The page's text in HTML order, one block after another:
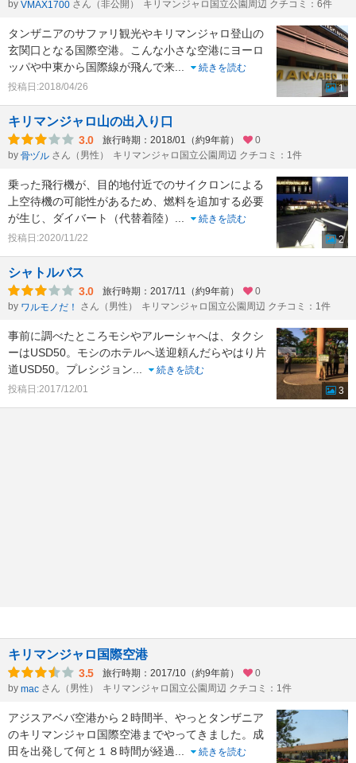
by VMAX1700 さん（非公開） キリマンジャロ国立公園周辺 クチコミ：6件
タンザニアのサファリ観光やキリマンジャロ登山の
玄関口となる国際空港。こんな小さな空港にヨーロ
ッパや中東から国際線が飛んで来
続きを読む
投稿日:2018/04/26
1
キリマンジャロ山の出入り口
3.0 旅行時期：2018/01（約9年前）
0
by 骨ヅル さん（男性） キリマンジャロ国立公園周辺 クチコミ：1件
乗った飛行機が、目的地付近でのサイクロンによる
上空待機の可能性があるため、燃料を追加する必要
が生じ、ダイバート（代替着陸）
続きを読む
投稿日:2020/11/22
2
シャトルバス
3.0 旅行時期：2017/11（約9年前）
0
by ワルモノだ！ さん（男性） キリマンジャロ国立公園周辺 クチコミ：1件
事前に調べたところモシやアルーシャへは、タクシ
ーはUSD50。モシのホテルへ送迎頼んだらやはり片
道USD50。プレシジョン
続きを読む
投稿日:2017/12/01
3
キリマンジャロ国際空港
3.5 旅行時期：2017/10（約9年前）
0
by mac さん（男性） キリマンジャロ国立公園周辺 クチコミ：1件
アジスアベバ空港から２時間半、やっとタンザニア
のキリマンジャロ国際空港までやってきました。成
田を出発して何と１８時間が経過
続きを読む